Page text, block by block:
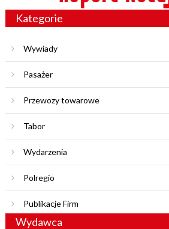
Kategorie
Wywiady
Pasażer
Przewozy towarowe
Tabor
Wydarzenia
Polregio
Publikacje Firm
Wydawca